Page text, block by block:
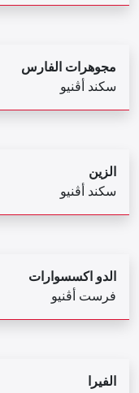
مجوهرات الفارس
سكند أڤنيو
الزين
سكند أڤنيو
الدو اكسسوارات
فرست أڨنيو
الفيرا